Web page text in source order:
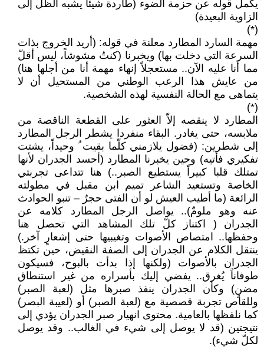
يكمل قوله عن حزمة الضوء (طاردة شيئاً يشبه الظلّ إلى
الزاوية البعيدة)
(*)
مهمة السارد المطارد معلنة في قوله: (أريد الخروج بذات
السرعة التي دخلت بها) ويخبرنا (كنتُ مشوشاً، ليس أقلّ
مما أنا عليه الآن.. مستعجلاً إنهاء مهمة أنا من أجلها هنا)
من عايش هذا الرعب الوطني من المستحيل أن لا
يتماهى مع الحالة النفسية لهذه الشخصية.
(*)
المطارد لا ينقصه إلاّ العثور على القطعة الناقصة من
ملابسه، حتى يغادر. البقاء منفردا يشطر الرجل المطارد
إلى شطرين: (فضول يلازمني كلّما بقيت ُ وحيداً، يشتت
تفكيري فأتيه) وحين يخبرنا المطارد (أحسد الجدران لأنها
تمتلك قلبا كبيراً يستطيع الصبر..) هنا تتداعى تجربتي
الخاصة وتستعيد الشاعر تميم ابن مقبل في مطولته
الرائعة (ما أطيب العيش لو أن الفتى حجرٌ – تنبو الحوادث
عنه وهو ملومٌ).. يواصل الرجل المطارد كلامه عن
الجدران ( اكتناز كلّ تلك المشاهد التي تحصل هنا
وحفظها.. امتصاص الأصوات وتغيبيها حتى إشعارٍ آخر.)
ينتقل الكلام عن الجدران إلى الصفة النقيض، حين تكتظ
الجدران بالأصوات (ولكنها إذا بدأت بالبوح، فسيكون
طوفاناً يُغرق.. يفضي إليك بأسراره من غير استنطاق
مضنٍ) وكأن الجدران ينفذ صبرها مثل (لعبة الصبر)
وللقاص تجربة قصصية مع (لعبة الصبر) أو (لعيبة البصر)
كما نلفظها بالعامية. محتوى انهيار صبر الجدران يؤدي إلى
نتيجتين (قد لا يوصل إلى شيء في الغالب.. وقد يوصل
لكلّ شيء).